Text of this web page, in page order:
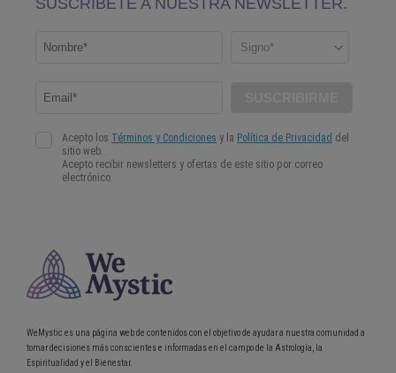
WeMystic es una página web de contenidos con el objetivo de ayudar a nuestra comunidad a
tomar decisiones más conscientes e informadas en el campo de la Astrología, la
Espiritualidad y el Bienestar.